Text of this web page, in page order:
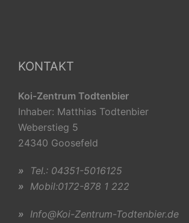
KONTAKT
Koi-Zentrum Todtenbier
Inhaber: Matthias Todtenbier
Weberstieg 5
24340 Goosefeld
» Tel.: 04351-5016125
» Mobil:0172-878 1 222
» Info@Koi-Zentrum-Todtenbier.de